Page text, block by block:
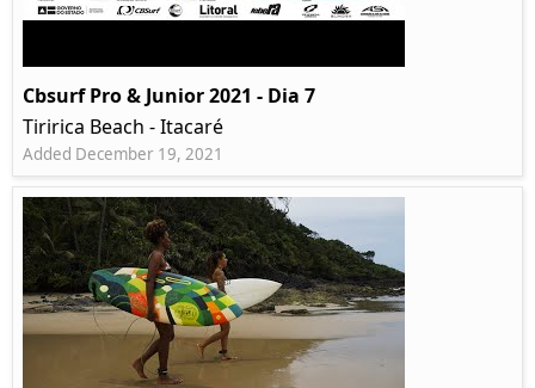
Cbsurf Pro & Junior 2021 - Dia 7
Tiririca Beach - Itacaré
Added December 19, 2021